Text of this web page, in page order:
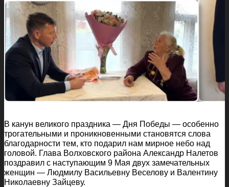
В канун великого праздника — Дня Победы — особенно
трогательными и проникновенными становятся слова
благодарности тем, кто подарил нам мирное небо над
головой. Глава Волховского района Александр Налетов
поздравил с наступающим 9 Мая двух замечательных
женщин — Людмилу Васильевну Веселову и Валентину
Николаевну Зайцеву.